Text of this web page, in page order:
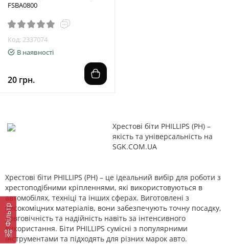
Фільтр
FSBA0800
Код: 2337074
В наявності
20 грн.
Хрестові біти PHILLIPS (PH) –
якість та універсальність на
SGK.COM.UA
Хрестові біти PHILLIPS (PH) – це ідеальний вибір для роботи з
хрестоподібними кріпленнями, які використовуються в
автомобілях, техніці та інших сферах. Виготовлені з
високоміцних матеріалів, вони забезпечують точну посадку,
довговічність та надійність навіть за інтенсивного
використання. Біти PHILLIPS сумісні з популярними
інструментами та підходять для різних марок авто.